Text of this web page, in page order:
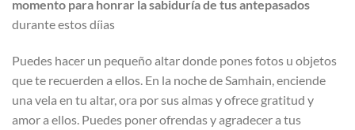
momento para honrar la sabiduría de tus antepasados
durante estos díias
Puedes hacer un pequeño altar donde pones fotos u objetos
que te recuerden a ellos. En la noche de Samhain, enciende
una vela en tu altar, ora por sus almas y ofrece gratitud y
amor a ellos. Puedes poner ofrendas y agradecer a tus